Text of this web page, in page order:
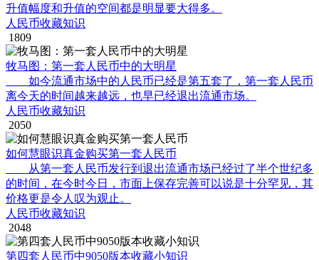
升值幅度和升值的空间都是明显要大得多。
人民币收藏知识
1809
牧马图：第一套人民币中的大明星
如今流通市场中的人民币已经是第五套了，第一套人民币
离今天的时间越来越远，也早已经退出流通市场。
人民币收藏知识
2050
如何慧眼识真金购买第一套人民币
从第一套人民币发行到退出流通市场已经过了半个世纪多
的时间，在今时今日，市面上保存完善可以说是十分罕见，其
价格更是令人叹为观止。
人民币收藏知识
2048
第四套人民币中9050版本收藏小知识